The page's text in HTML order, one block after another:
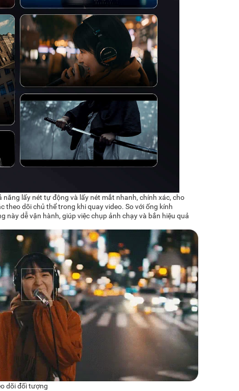
lấy nét tự động và lấy nét mắt nhanh, chính xác, cho
theo dõi chủ thể trong khi quay video. So với ống kính
dễ vận hành, giúp việc chụp ảnh chạy và bắn hiệu quả
dõi đối tượng